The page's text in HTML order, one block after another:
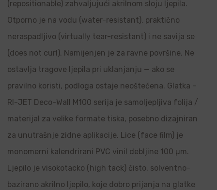
(repositionable) zahvaljujući akrilnom sloju ljepila.
Otporno je na vodu (water-resistant), praktično
neraspadljivo (virtually tear-resistant) i ne savija se
(does not curl). Namijenjen je za ravne površine. Ne
ostavlja tragove ljepila pri uklanjanju — ako se
pravilno koristi, podloga ostaje neoštećena. Glatka –
RI-JET Deco-Wall M100 serija je samoljepljiva folija /
materijal za velike formate tiska, posebno dizajniran
za unutrašnje zidne aplikacije. Lice (face film) je
monomerni kalendrirani PVC vinil debljine 100 µm.
Ljepilo je visokotacko (high tack) čisto, solventno-
bazirano akrilno ljepilo, koje dobro prijanja na glatke